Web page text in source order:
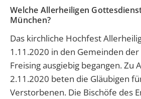
Welche Allerheiligen
München?
Das kirchliche Hochfest
1.11.2020 in den Gemeinden
Freising ausgiebig begangen. Zu
2.11.2020 beten die Gläubigen
Verstorbenen. Die Bischöfe des